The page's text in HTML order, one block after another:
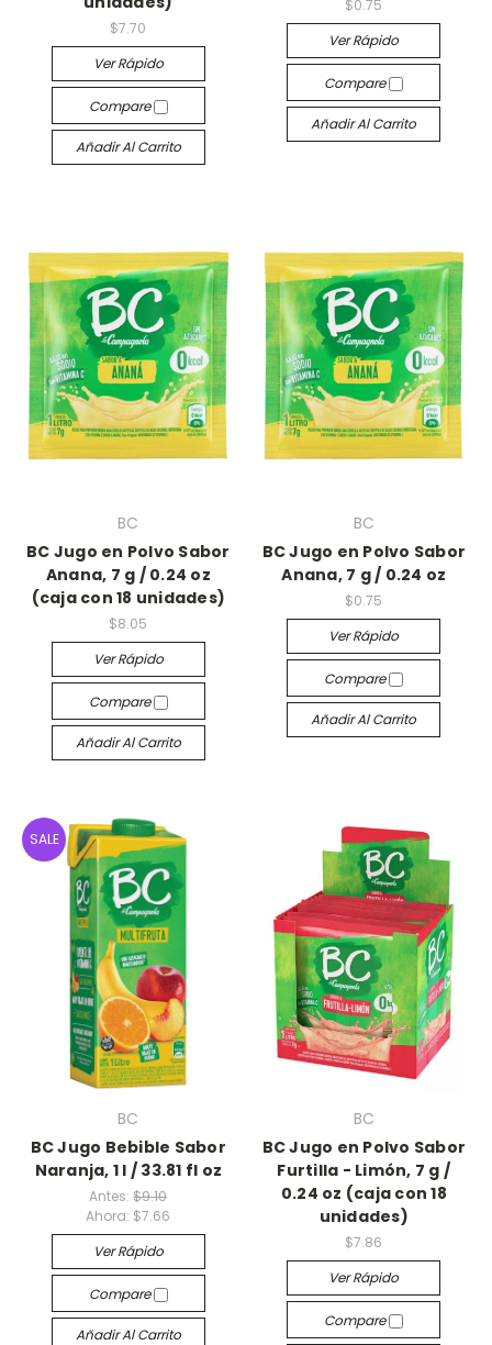
$7.70
Ver Rápido
Compare
Añadir Al Carrito
$0.75
Ver Rápido
Compare
Añadir Al Carrito
BC
BC Jugo en Polvo Sabor
Anana, 7 g / 0.24 oz
(caja con 18 unidades)
$8.05
Ver Rápido
Compare
Añadir Al Carrito
BC
BC Jugo en Polvo Sabor
Anana, 7 g / 0.24 oz
$0.75
Ver Rápido
Compare
Añadir Al Carrito
SALE
BC
BC Jugo Bebible Sabor
Naranja, 1 l / 33.81 fl oz
Antes:$9.10
Ahora: $7.66
Ver Rápido
Compare
Añadir Al Carrito
BC
BC Jugo en Polvo Sabor
Furtilla - Limón, 7 g /
0.24 oz (caja con 18
unidades)
$7.86
Ver Rápido
Compare